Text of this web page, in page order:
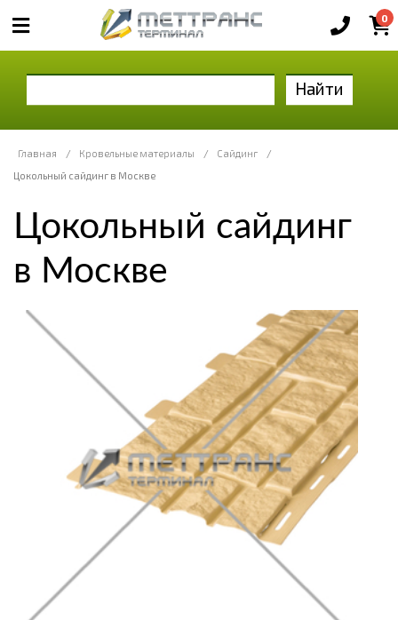
0
Найти
Главная / Кровельные материалы / Сайдинг
/
Цокольный сайдинг в Москве
Цокольный сайдинг
в Москве